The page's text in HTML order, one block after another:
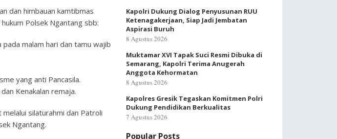
dan himbauan kamtibmas
Polsek Ngantang sbb:
malam hari dan tamu wajib
yang anti Pancasila.
Kenakalan remaja.
silaturahmi dan Patroli
Ngantang.
Kapolri Dukung Dialog Penyusunan RUU
Ketenagakerjaan, Siap Jadi Jembatan
Aspirasi Buruh
8 Agustus 2026
Muktamar XVI Tapak Suci Resmi Dibuka di
Semarang, Kapolri Terima Anugerah
Anggota Kehormatan
8 Agustus 2026
Kapolres Gresik Tegaskan Komitmen Polri
Dukung Pendidikan Berkualitas
7 Agustus 2026
Popular Posts